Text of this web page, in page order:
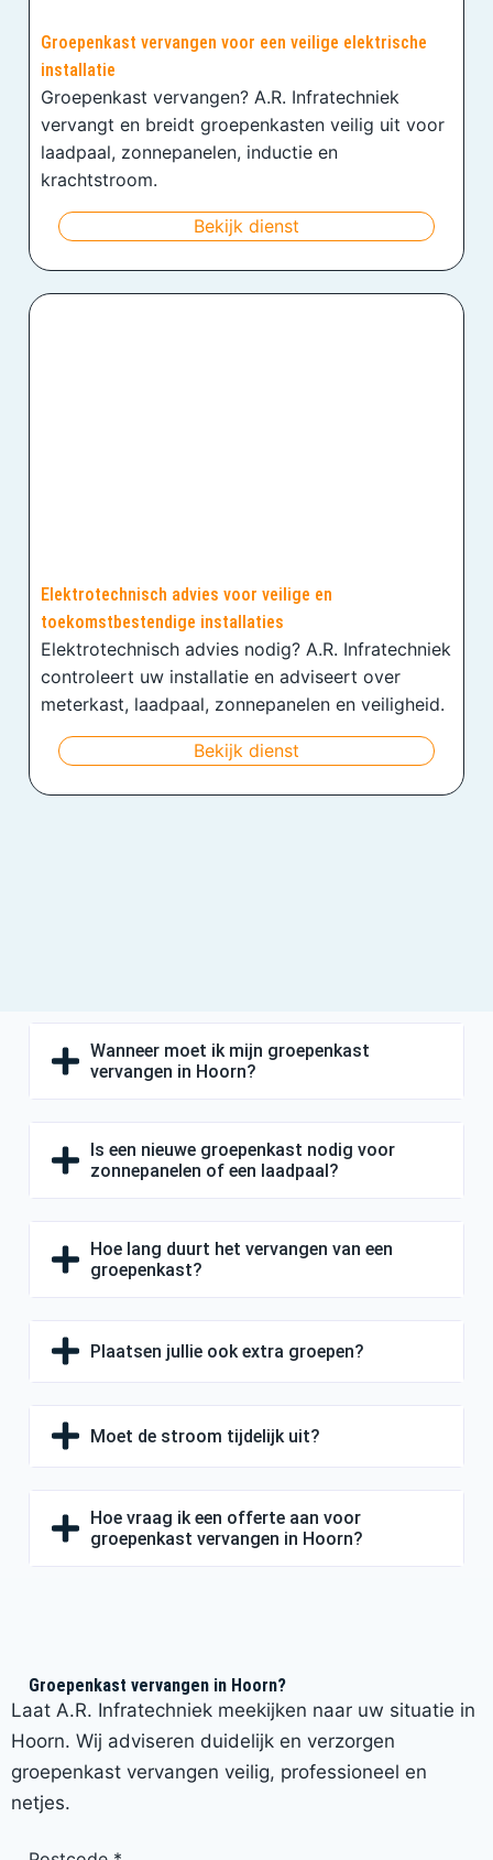
Groepenkast vervangen voor een veilige elektrische
installatie
Groepenkast vervangen? A.R. Infratechniek
vervangt en breidt groepenkasten veilig uit voor
laadpaal, zonnepanelen, inductie en
krachtstroom.
Bekijk dienst
Elektrotechnisch advies voor veilige en
toekomstbestendige installaties
Elektrotechnisch advies nodig? A.R. Infratechniek
controleert uw installatie en adviseert over
meterkast, laadpaal, zonnepanelen en veiligheid.
Bekijk dienst
Wanneer moet ik mijn groepenkast
vervangen in Hoorn?
Is een nieuwe groepenkast nodig voor
zonnepanelen of een laadpaal?
Hoe lang duurt het vervangen van een
groepenkast?
Plaatsen jullie ook extra groepen?
Moet de stroom tijdelijk uit?
Hoe vraag ik een offerte aan voor
groepenkast vervangen in Hoorn?
Groepenkast vervangen in Hoorn?
Laat A.R. Infratechniek meekijken naar uw situatie in
Hoorn. Wij adviseren duidelijk en verzorgen
groepenkast vervangen veilig, professioneel en
netjes.